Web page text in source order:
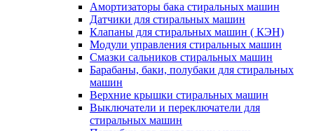
Амортизаторы бака стиральных машин
Датчики для стиральных машин
Клапаны для стиральных машин ( КЭН)
Модули управления стиральных машин
Смазки сальников стиральных машин
Барабаны, баки, полубаки для стиральных
машин
Верхние крышки стиральных машин
Выключатели и переключатели для
стиральных машин